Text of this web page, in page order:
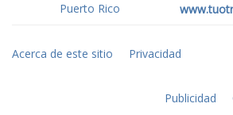
Puerto Rico
Acerca de este sitio Privacidad
Publicidad